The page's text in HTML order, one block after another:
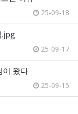
25-09-18
.jpg
25-09-17
이 왔다
25-09-15